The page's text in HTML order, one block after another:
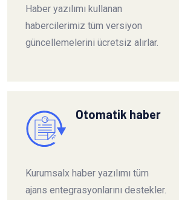
Haber yazılımı kullanan
habercilerimiz tüm versiyon
güncellemelerini ücretsiz alırlar.
Otomatik haber
Kurumsalx haber yazılımı tüm
ajans entegrasyonlarını destekler.